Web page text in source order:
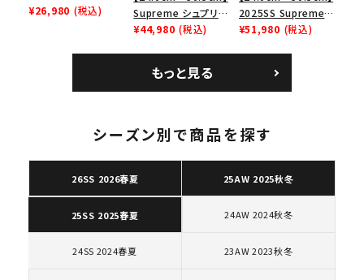
2026SS 2025AW 2025SS
Tシャツ・ロングスリーブ
ショルダー・ウエストバッグ
ブラックスウェット
カテゴリーから探す
コラボレーションブランドから探す
Low ナイキクロスト
¥26,980 (税込)
Supreme シュプリー
ム 2023AW Nike
カー ホワイト 白
¥44,980 (税込)
2025SS Supreme
GOODENOUGH
ムグッドイナフ ナイキ
エアフォース１スニー
ト
¥51,980 (税込)
もっと見る
シーズン別で商品を探す
26SS 2026春夏 25AW 2025秋冬
25SS 2025春夏 24AW 2024秋冬
24SS 2024春夏 23AW 2023秋冬